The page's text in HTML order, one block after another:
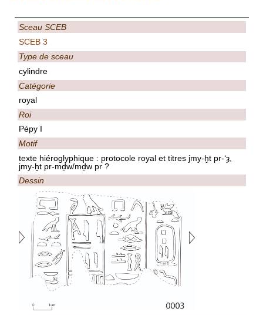
Sceau SCEB
SCEB 3
Type de sceau
cylindre
Catégorie
royal
Roi
Pépy I
Motif
texte hiéroglyphique : protocole royal et titres jmy-ḫt pr-‘ȝ,
jmy-ḫt pr-mḏw/mḏw pr ?
Dessin